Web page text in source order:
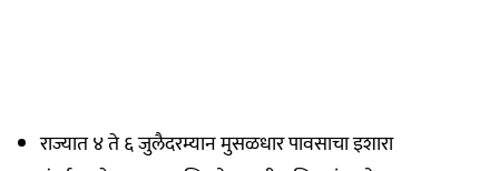
राज्यात ४ ते ६ जुलैदरम्यान मुसळधार पावसाचा इशारा